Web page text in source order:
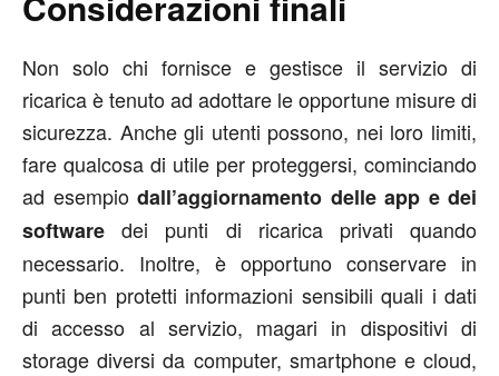
Non solo chi fornisce e gestisce il servizio di
ricarica è tenuto ad adottare le opportune misure di
sicurezza. Anche gli utenti possono, nei loro limiti,
fare qualcosa di utile per proteggersi, cominciando
ad esempio dall’aggiornamento delle app e dei
software dei punti di ricarica privati quando
necessario. Inoltre, è opportuno conservare in
punti ben protetti informazioni sensibili quali i dati
di accesso al servizio, magari in dispositivi di
storage diversi da computer, smartphone e cloud,